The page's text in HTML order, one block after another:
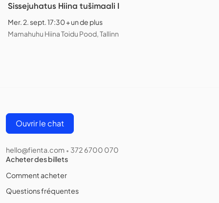
Sissejuhatus Hiina tušimaali I
Mer. 2. sept. 17:30 + un de plus
Mamahuhu Hiina Toidu Pood, Tallinn
Ouvrir le chat
hello@fienta.com • 372 6700 070
Acheter des billets
Comment acheter
Questions fréquentes